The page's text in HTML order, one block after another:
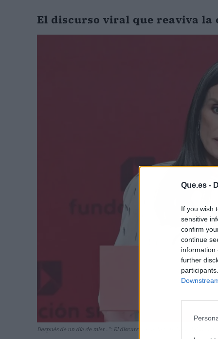
Que.es -
If you wish
sensitive
confirm
continue
information
further
El discurso viral que reaviva la
Después de un día de mier...": El discurso viral de Letizia ha dejado a